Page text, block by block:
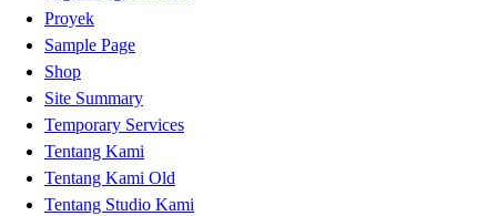
Proyek
Sample Page
Shop
Site Summary
Temporary Services
Tentang Kami
Tentang Kami Old
Tentang Studio Kami